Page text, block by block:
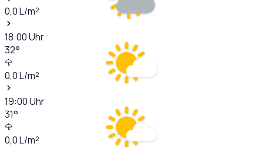
0,0L/m²
18:00Uhr
32°
0,0L/m²
19:00Uhr
31°
0,0L/m²